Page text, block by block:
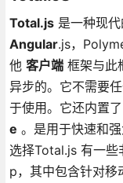
Total.js是一种现代
Angular.js，
他 客户端框架与此
异步的。它不需要
于使用。它还内置了
e 。是用于快速和
选择Total.js 有一些
p，其中包含针对移